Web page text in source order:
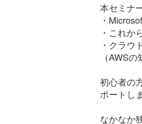
本セミナ
・
・これか
・クラウ
（AWS
初心者の
ポートし
なかなか